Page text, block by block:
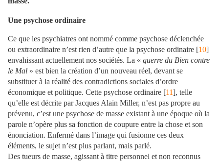
Une psychose ordinaire
Ce que les psychiatres ont nommé comme psychose déclenchée
ou extraordinaire n’est rien d’autre que la psychose ordinaire [10]
envahissant actuellement nos sociétés. La « guerre du Bien contre
le Mal » est bien la création d’un nouveau réel, devant se
substituer à la réalité des contradictions sociales d’ordre
économique et politique. Cette psychose ordinaire [11], telle
qu’elle est décrite par Jacques Alain Miller, n’est pas propre au
prévenu, c’est une psychose de masse existant à une époque où la
parole n’opère plus sa fonction de coupure entre la chose et son
énonciation. Enfermé dans l’image qui fusionne ces deux
éléments, le sujet n’est plus parlant, mais parlé.
Des tueurs de masse, agissant à titre personnel et non reconnus